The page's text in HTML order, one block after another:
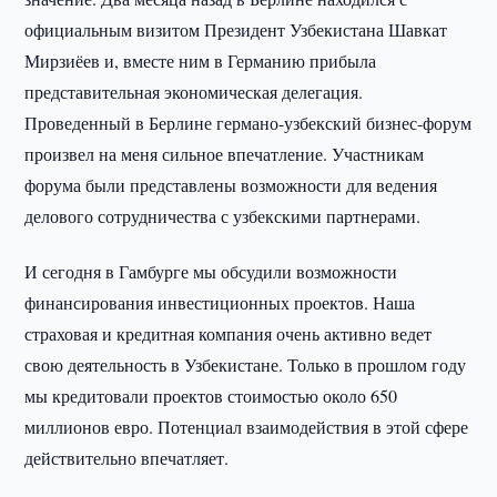
официальным визитом Президент Узбекистана Шавкат
Мирзиёев и, вместе ним в Германию прибыла
представительная экономическая делегация.
Проведенный в Берлине германо-узбекский бизнес-форум
произвел на меня сильное впечатление. Участникам
форума были представлены возможности для ведения
делового сотрудничества с узбекскими партнерами.
И сегодня в Гамбурге мы обсудили возможности
финансирования инвестиционных проектов. Наша
страховая и кредитная компания очень активно ведет
свою деятельность в Узбекистане. Только в прошлом году
мы кредитовали проектов стоимостью около 650
миллионов евро. Потенциал взаимодействия в этой сфере
действительно впечатляет.